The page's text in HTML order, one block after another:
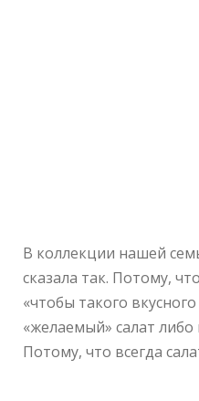
В коллекции нашей
сказала так. Потому,
«чтобы такого
«желаемый» салат
Потому, что всегда